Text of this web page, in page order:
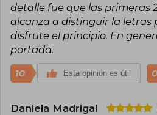
Actualmente,
California, donde
que inspiran y
detalle fue que las primeras
alcanza a distinguir la letras
disfrute el principio. En
portada.
10 Esta opinión es útil 0
Daniela Madrigal